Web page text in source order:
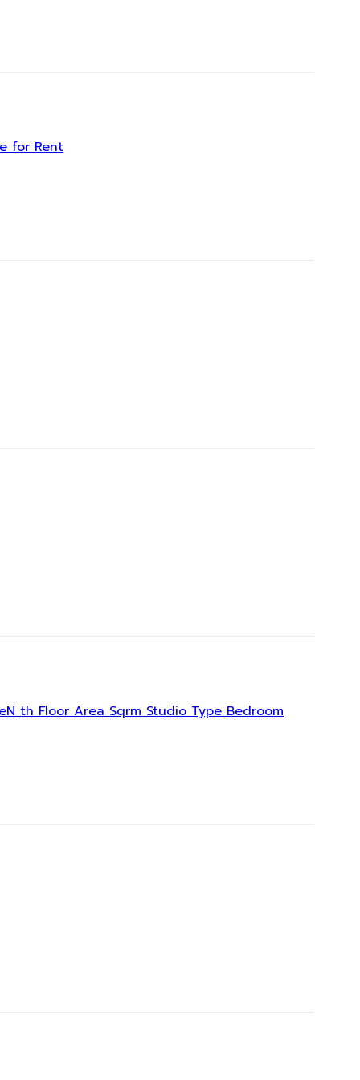
for Rent
th Floor Area Sqrm Studio Type Bedroom